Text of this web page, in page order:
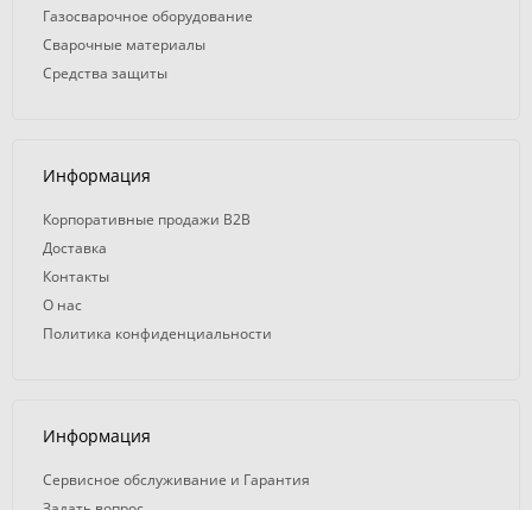
Газосварочное оборудование
Сварочные материалы
Средства защиты
Информация
Корпоративные продажи B2B
Доставка
Контакты
О нас
Политика конфиденциальности
Информация
Сервисное обслуживание и Гарантия